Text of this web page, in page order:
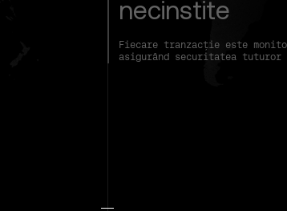
necinstite
Fiecare tranzacție este
asigurând securitatea